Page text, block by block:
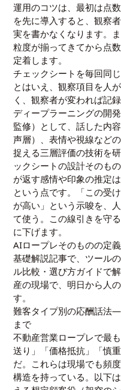
運用のコツは、最初は点
を先に導入すると、観察
実を書かなくなります。
粒度が揃ってきてから点
定着します。
チェックシートを毎回同
とはいえ、観察項目を人
く、観察者が変われば記
ディープラーニングの開
監修）として、話した内
声層）、表情や視線など
捉える三層評価の技術を
ックシートの設計そのも
が返す感情や印象の推定
という点です。「この受
が高い」という示唆を、
て使う。この線引きを守
に下げます。
AIロープレそのものの定
基礎解説記事で、ツール
ル比較・選び方ガイドで
産の現場で、明日から人
す。
難客タイプ別の応酬話法
まで
不動産営業ロープレで最
送り」「価格抵抗」「慎
だ。これらは現場でも頻
構造を持っている。以下